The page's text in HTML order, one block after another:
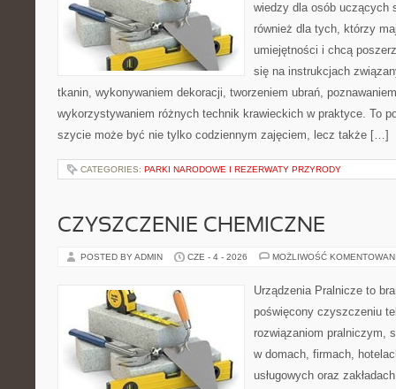
wiedzy dla osób uczących
również dla tych, którzy
umiejętności i chcą
się na instrukcjach
tkanin, wykonywaniem dekoracji, tworzeniem ubrań,
wykorzystywaniem różnych technik krawieckich w praktyce. To
szycie może być nie tylko codziennym zajęciem, lecz także […]
CATEGORIES: PARKI NARODOWE I REZERWATY PRZYRODY
CZYSZCZENIE CHEMICZNE
POSTED BY ADMIN CZE - 4 - 2026 MOŻLIWOŚĆ
Urządzenia Pralnicze to
poświęcony czyszczeniu
rozwiązaniom pralniczym,
w domach, firmach,
usługowych oraz